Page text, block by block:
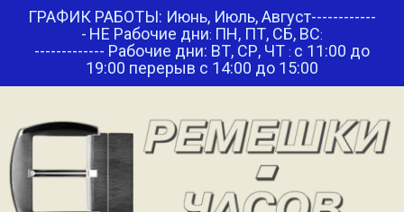
ГРАФИК РАБОТЫ: Июнь, Июль, Август------------
- НЕ Рабочие дни: ПН, ПТ, СБ, ВС:
------------- Рабочие дни: ВТ, СР, ЧТ : с 11:00 до
19:00 перерыв с 14:00 до 15:00